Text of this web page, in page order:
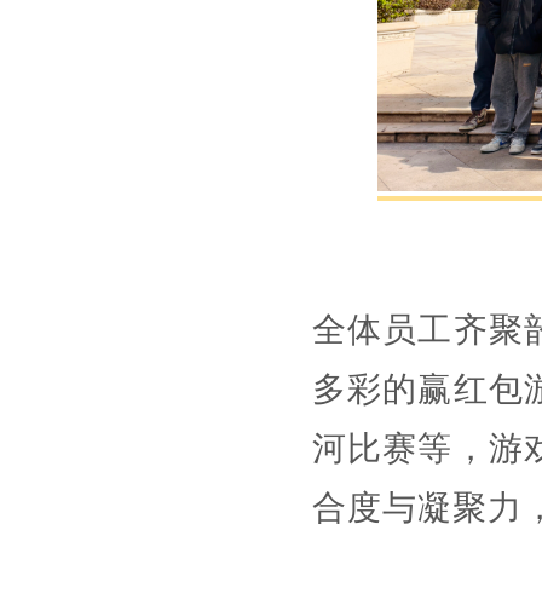
全体员工齐聚
多彩的赢红包
河比赛等，游
合度与凝聚力